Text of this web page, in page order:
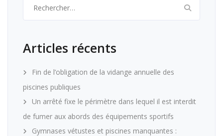
Articles récents
Fin de l’obligation de la vidange annuelle des
piscines publiques
Un arrêté fixe le périmètre dans lequel il est interdit
de fumer aux abords des équipements sportifs
Gymnases vétustes et piscines manquantes :